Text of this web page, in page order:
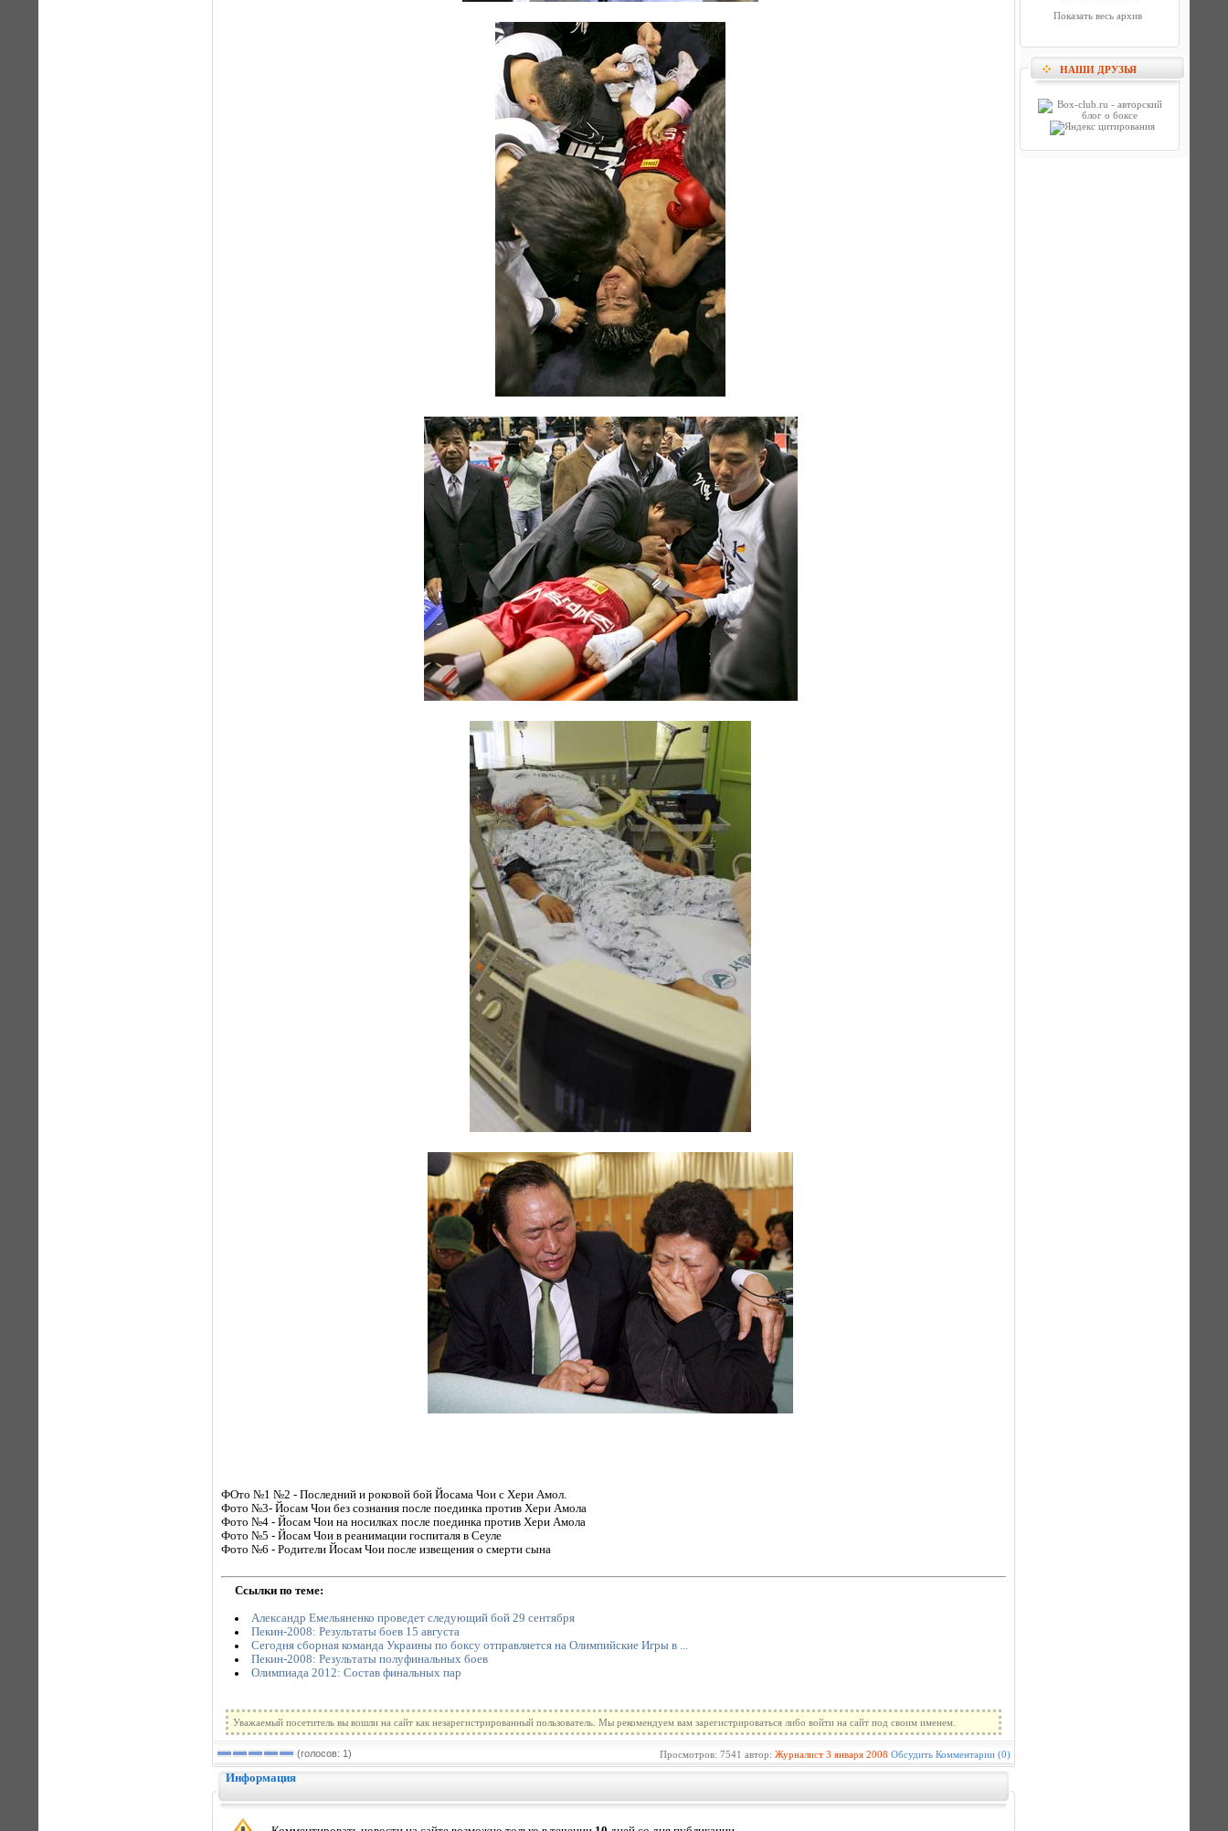
ФОто №1 №2 - Последний и роковой бой Йосама Чои с Хери Амол.
Фото №3- Йосам Чои без сознания после поединка против Хери Амола
Фото №4 - Йосам Чои на носилках после поединка против Хери Амола
Фото №5 - Йосам Чои в реанимации госпиталя в Сеуле
Фото №6 - Родители Йосам Чои после извещения о смерти сына
Ссылки по теме:
Александр Емельяненко проведет следующий бой 29 сентября
Пекин-2008: Результаты боев 15 августа
Сегодня сборная команда Украины по боксу отправляется на Олимпийские Игры в ...
Пекин-2008: Результаты полуфинальных боев
Олимпиада 2012: Состав финальных пар
Уважаемый посетитель вы вошли на сайт как незарегистрированный пользователь. Мы рекомендуем вам зарегистрироваться либо войти на сайт под своим именем.
(голосов: 1) Просмотров: 7541 автор: Журналист 3 января 2008 Обсудить Комментарии (0)
Информация
Показать весь архив
НАШИ ДРУЗЬЯ